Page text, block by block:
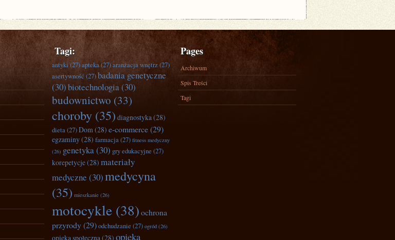
Tagi:
antyki(27)apteka(27)aranżacja wnętrz(27)
asertywność (27)badania genetyczne
(30)biotechnologia(30)
budownictwo (33)
choroby (35) diagnostyka(28)
dieta(27)Dom(28) e-commerce(29)
egzaminy(28) farmacja(27) fitness medyczny
(26) genetyka(30) gry edukacyjne (27)
korepetycje(28) materiały
medyczne (30)medycyna
(35) mieszkanie (26)
motocykle (38)ochrona
przyrody(29)odchudzanie (27) ogród (26)
opieka społeczna(28) opieka
Pages
Archiwum
Spis Treści
Tagi